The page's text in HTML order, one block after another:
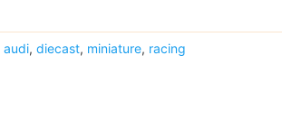
audi, diecast, miniature, racing